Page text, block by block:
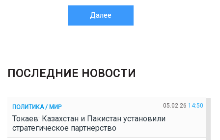
Далее
ПОСЛЕДНИЕ НОВОСТИ
ПОЛИТИКА / МИР 05.02.26 14:50
Токаев: Казахстан и Пакистан установили
стратегическое партнерство